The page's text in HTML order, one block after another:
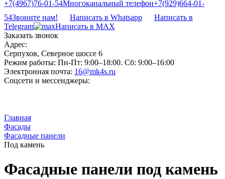
+7(4967)76-01-54Многоканальный телефон+7(929)664-01-
54Звоните нам! Написать в Whatsapp
Написать в
Telegram
Написать в MAX
Заказать звонок
Адрес:
Серпухов, Северное шоссе 6
Режим работы: Пн-Пт: 9:00–18:00. Сб: 9:00–16:00
Электронная почта: 16@mk4s.ru
Соцсети и мессенджеры:
Главная
Фасады
Фасадные панели
Под камень
Фасадные панели под камень